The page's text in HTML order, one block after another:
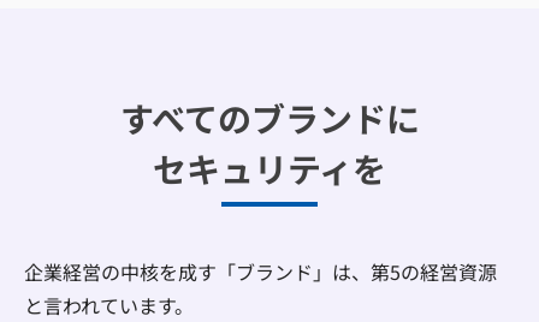
すべてのブランドに
セキュリティを
企業経営の中核を成す「ブランド」は、第5の経営資源
と言われています。